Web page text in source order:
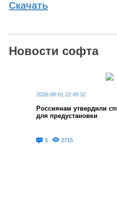
Скачать
Новости софта
2026-08-01 22:49:32
Россиянам утвердили
для предустановки
5 2715